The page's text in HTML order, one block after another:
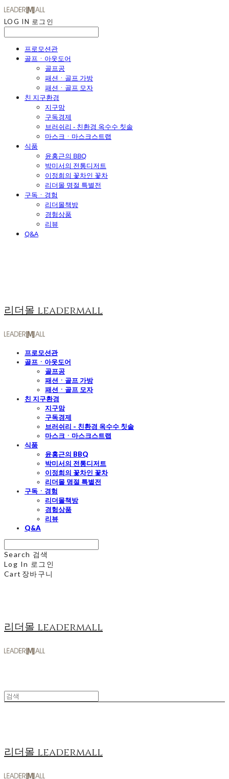
LOG IN 로그인
프로모션관
골프ㆍ아웃도어
골프공
패션ㆍ골프 가방
패션ㆍ골프 모자
친 지구환경
지구맘
구독경제
브러쉬리 - 친환경 옥수수 칫솔
마스크ㆍ마스크스트랩
식품
윤홍근의 BBQ
박미서의 전통디저트
이정희의 꽃차인 꽃차
리더몰 명절 특별전
구독ㆍ경험
리더몰책방
경험상품
리뷰
Q&A
리더몰 leadermall
프로모션관
골프ㆍ아웃도어
골프공
패션ㆍ골프 가방
패션ㆍ골프 모자
친 지구환경
지구맘
구독경제
브러쉬리 - 친환경 옥수수 칫솔
마스크ㆍ마스크스트랩
식품
윤홍근의 BBQ
박미서의 전통디저트
이정희의 꽃차인 꽃차
리더몰 명절 특별전
구독ㆍ경험
리더몰책방
경험상품
리뷰
Q&A
Search 검색
Log In 로그인
Cart 장바구니
리더몰 leadermall
리더몰 leadermall